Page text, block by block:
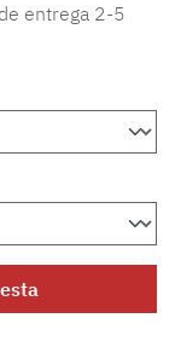
entrega 2-5
la